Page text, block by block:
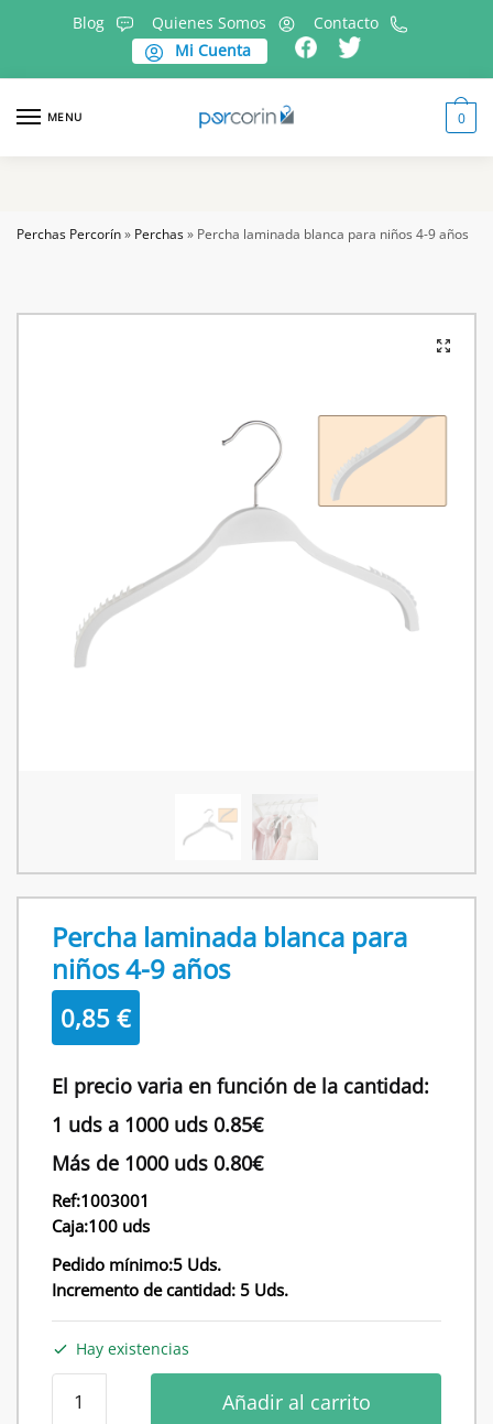
Blog Quienes Somos
Contacto
Mi Cuenta
MENU 0
Perchas Percorín» Perchas» Percha laminada blanca para niños 4-9 años
🔍
Percha laminada blanca para
niños 4-9 años
0,85 €
El precio varia en función de la cantidad:
1 uds a 1000 uds 0.85€
Más de 1000 uds 0.80€
Ref:1003001
Caja:100 uds
Pedido mínimo:5 Uds.
Incremento de cantidad: 5 Uds.
Hay existencias
laminada
Añadir al carrito